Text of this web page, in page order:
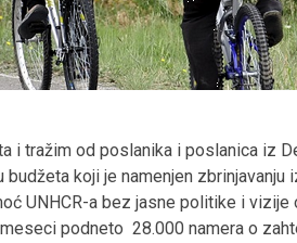
i tražim od poslanika i poslanica iz
koji je namenjen
UNHCR-a bez jasne politike i vizije
podneto 28.000 namera o